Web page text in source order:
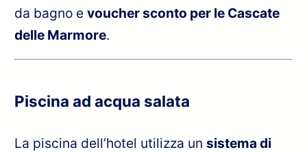
da bagno evoucher sconto per le Cascate
delle Marmore.
Piscina ad acqua salata
La piscina dell’hotel utilizza unsistema di